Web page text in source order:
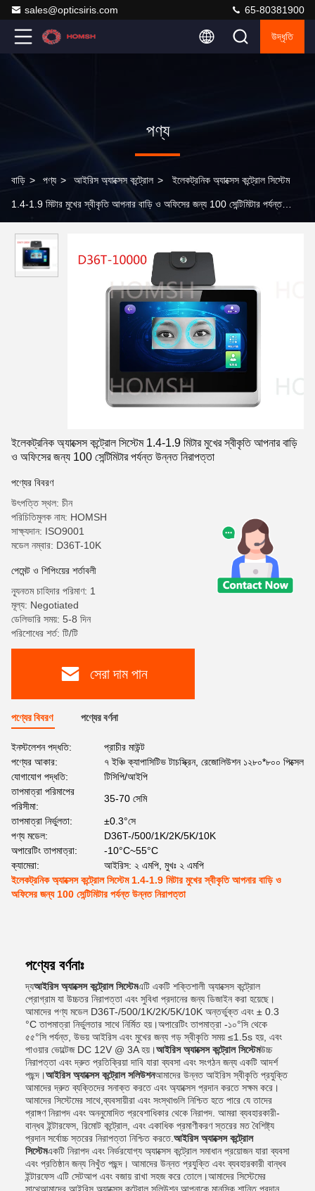
sales@opticsiris.com 65-80381900
উদ্ধৃতি
পণ্য
বাড়ি > পণ্য > আইরিস অ্যাক্সেস কন্ট্রোল > ইলেকট্রনিক অ্যাক্সেস কন্ট্রোল সিস্টেম
1.4-1.9 মিটার মুখের স্বীকৃতি আপনার বাড়ি ও অফিসের জন্য 100 সেন্টিমিটার পর্যন্ত
ইলেকট্রনিক অ্যাক্সেস কন্ট্রোল সিস্টেম 1.4-1.9 মিটার মুখের স্বীকৃতি আপনার বাড়ি
ও অফিসের জন্য 100 সেন্টিমিটার পর্যন্ত উন্নত নিরাপত্তা
পণ্যের বিবরণ
উৎপত্তি স্থল: চীন
পরিচিতিমুলক নাম: HOMSH
সাক্ষ্যদান: ISO9001
মডেল নম্বার: D36T-10K
পেমেন্ট ও শিপিংয়ের শর্তাবলী
ন্যূনতম চাহিদার পরিমাণ: 1
মূল্য: Negotiated
ডেলিভারি সময়: 5-8 দিন
পরিশোধের শর্ত: টি/টি
সেরা দাম পান
পণ্যের বিবরণ পণ্যের বর্ণনা
ইনস্টলেশন পদ্ধতি:
প্রাচীর মাউন্ট
পণ্যের আকার:
৭ ইঞ্চি ক্যাপাসিটিভ টাচস্ক্রিন, রেজোলিউশন ১২৮০*৮০০ পিক্সেল
যোগাযোগ পদ্ধতি:
টিসিপি/আইপি
তাপমাত্রা পরিমাপের
পরিসীমা:
35-70 সেমি
তাপমাত্রা নির্ভুলতা:
±0.3°সে
পণ্য মডেল:
D36T-/500/1K/2K/5K/10K
অপারেটিং তাপমাত্রা:
-10°C~55°C
ক্যামেরা:
আইরিস: ২ এমপি, মুখঃ ২ এমপি
ইলেকট্রনিক অ্যাক্সেস কন্ট্রোল সিস্টেম 1.4-1.9 মিটার মুখের স্বীকৃতি আপনার বাড়ি ও
অফিসের জন্য 100 সেন্টিমিটার পর্যন্ত উন্নত নিরাপত্তা
পণ্যের বর্ণনাঃ
দ্যআইরিস অ্যাক্সেস কন্ট্রোল সিস্টেমএটি একটি শক্তিশালী অ্যাক্সেস কন্ট্রোল
প্রোগ্রাম যা উচ্চতর নিরাপত্তা এবং সুবিধা প্রদানের জন্য ডিজাইন করা হয়েছে।
আমাদের পণ্য মডেল D36T-/500/1K/2K/5K/10K অন্তর্ভুক্ত এবং ± 0.3
°C তাপমাত্রা নির্ভুলতার সাথে নির্মিত হয়।অপারেটিং তাপমাত্রা -১০°সি থেকে
৫৫°সি পর্যন্ত, উভয় আইরিস এবং মুখের জন্য গড় স্বীকৃতি সময় ≤1.5s হয়, এবং
পাওয়ার ভোল্টেজ DC 12V @ 3A হয়।আইরিস অ্যাক্সেস কন্ট্রোল সিস্টেমউচ্চ
নিরাপত্তা এবং দ্রুত প্রতিক্রিয়া দাবি যারা ব্যবসা এবং সংগঠন জন্য একটি আদর্শ
পছন্দ।আইরিস অ্যাক্সেস কন্ট্রোল সলিউশনআমাদের উন্নত আইরিস স্বীকৃতি প্রযুক্তি
আমাদের দ্রুত ব্যক্তিদের সনাক্ত করতে এবং অ্যাক্সেস প্রদান করতে সক্ষম করে।
আমাদের সিস্টেমের সাথে,ব্যবসায়ীরা এবং সংস্থাগুলি নিশ্চিত হতে পারে যে তাদের
প্রাঙ্গণ নিরাপদ এবং অননুমোদিত প্রবেশাধিকার থেকে নিরাপদ. আমরা ব্যবহারকারী-
বান্ধব ইন্টারফেস, রিমোট কন্ট্রোল, এবং একাধিক প্রমাণীকরণ স্তরের মত বৈশিষ্ট্য
প্রদান সর্বোচ্চ স্তরের নিরাপত্তা নিশ্চিত করতে.আইরিস অ্যাক্সেস কন্ট্রোল
সিস্টেমএকটি নিরাপদ এবং নির্ভরযোগ্য অ্যাক্সেস কন্ট্রোল সমাধান প্রয়োজন যারা ব্যবসা
এবং প্রতিষ্ঠান জন্য নিখুঁত পছন্দ। আমাদের উন্নত প্রযুক্তি এবং ব্যবহারকারী বান্ধব
ইন্টারফেস এটি সেটআপ এবং বজায় রাখা সহজ করে তোলে।আমাদের সিস্টেমের